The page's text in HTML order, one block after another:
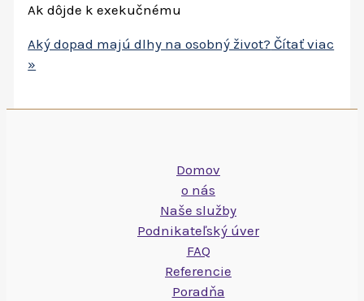
Ak dôjde k exekučnému
Aký dopad majú dlhy na osobný život? Čítať viac
»
Domov
o nás
Naše služby
Podnikateľský úver
FAQ
Referencie
Poradňa